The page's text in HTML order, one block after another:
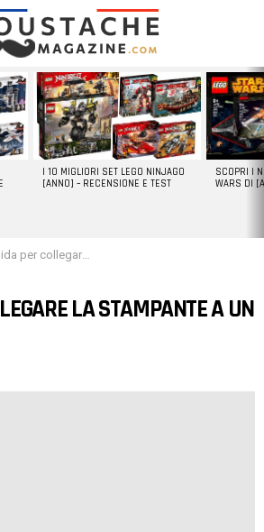
I 10 MIGLIORI SET LEGO NINJAGO
[ANNO] – RECENSIONE E TEST
SCOPRI I
WARS DI
collegare la stampante a un iPhone
LA STAMPANTE A UN